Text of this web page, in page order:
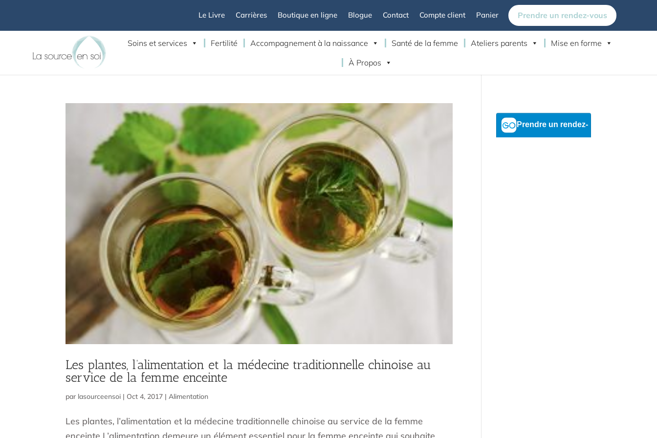
Le Livre Carrières Boutique en ligne Blogue Contact Compte client Panier Prendre un rendez-vous
Soins et services Fertilité Accompagnement à la naissance Santé de la femme Ateliers parents
Mise en forme
À Propos
Les plantes, l’alimentation et la médecine traditionnelle chinoise au
service de la femme enceinte
par lasourceensoi | Oct 4, 2017 |Alimentation
Les plantes, l’alimentation et la médecine traditionnelle chinoise au service de la femme